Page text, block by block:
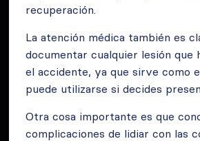
recuperación.
La atención médica también es
documentar cualquier lesión que
el accidente, ya que sirve como
puede utilizarse si decides
Otra cosa importante es que
complicaciones de lidiar con las